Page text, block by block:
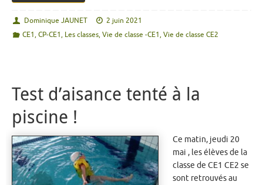
Dominique JAUNET
2 juin 2021
CE1,CP-CE1, Les classes,Vie de classe -CE1,Vie de classe CE2
Test d’aisance tenté à la
piscine !
Ce matin, jeudi 20
mai , les élèves de la
classe de CE1 CE2 se
sont retrouvés au